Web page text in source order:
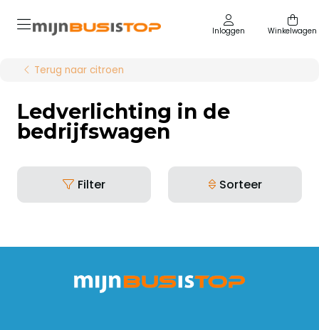
Inloggen Winkelwagen
Terug naar citroen
Ledverlichting in de
bedrijfswagen
Filter Sorteer